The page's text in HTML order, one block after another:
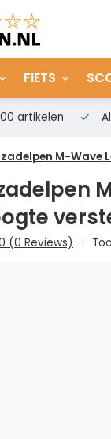
FIETS
artikelen
M-Wave
(0 Reviews)